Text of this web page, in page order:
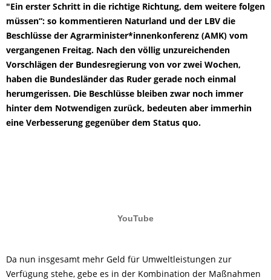
"Ein erster Schritt in die richtige Richtung, dem weitere folgen
müssen“: so kommentieren Naturland und der LBV die
Beschlüsse der Agrarminister*innenkonferenz (AMK) vom
vergangenen Freitag. Nach den völlig unzureichenden
Vorschlägen der Bundesregierung von vor zwei Wochen,
haben die Bundesländer das Ruder gerade noch einmal
herumgerissen. Die Beschlüsse bleiben zwar noch immer
hinter dem Notwendigen zurück, bedeuten aber immerhin
eine Verbesserung gegenüber dem Status quo.
Da nun insgesamt mehr Geld für Umweltleistungen zur
Verfügung stehe, gebe es in der Kombination der Maßnahmen